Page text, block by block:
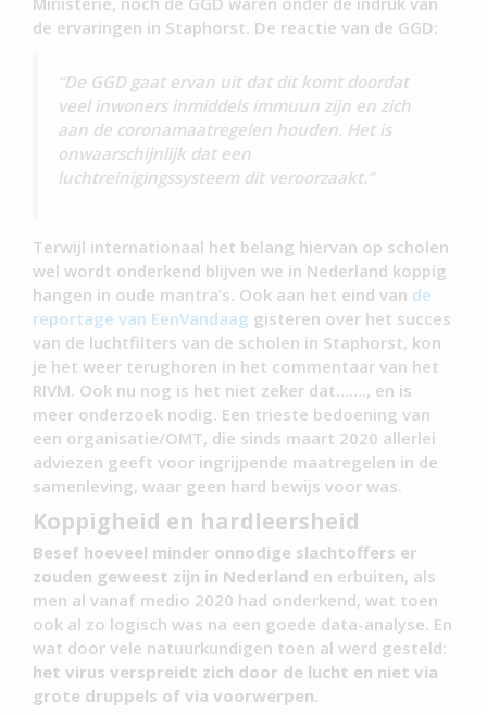
de ervaringen in Staphorst. De reactie van de GGD:
“De GGD gaat ervan uit dat dit komt doordat
veel inwoners inmiddels immuun zijn en zich
aan de coronamaatregelen houden. Het is
onwaarschijnlijk dat een
luchtreinigingssysteem dit veroorzaakt.”
Terwijl internationaal het belang hiervan op scholen
wel wordt onderkend blijven we in Nederland koppig
hangen in oude mantra’s. Ook aan het eind van de
reportage van EenVandaag gisteren over het succes
van de luchtfilters van de scholen in Staphorst, kon
je het weer terughoren in het commentaar van het
RIVM. Ook nu nog is het niet zeker dat……., en is
meer onderzoek nodig. Een trieste bedoening van
een organisatie/OMT, die sinds maart 2020 allerlei
adviezen geeft voor ingrijpende maatregelen in de
samenleving, waar geen hard bewijs voor was.
Koppigheid en hardleersheid
Besef hoeveel minder onnodige slachtoffers er
zouden geweest zijn in Nederland en erbuiten, als
men al vanaf medio 2020 had onderkend, wat toen
ook al zo logisch was na een goede data-analyse. En
wat door vele natuurkundigen toen al werd gesteld:
het virus verspreidt zich door de lucht en niet via
grote druppels of via voorwerpen.